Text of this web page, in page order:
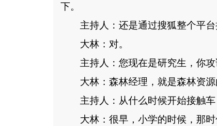
下。
主持人：还是通过搜狐整个平台
大林：对。
主持人：您现在是研究生，你攻
大林：森林经理，就是森林资源
主持人：从什么时候开始接触车
大林：很早，小学的时候，那时